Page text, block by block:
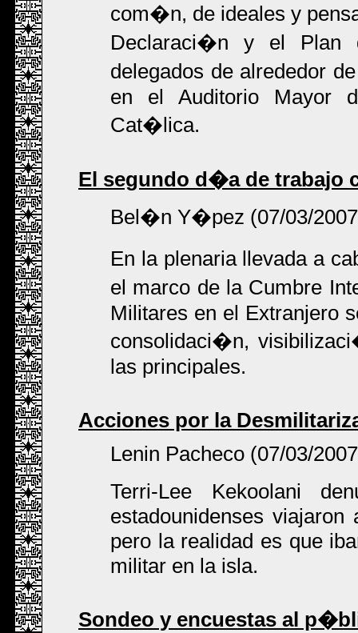
com�n, de ideales y
Declaraci�n y el Plan
delegados de alrededor
en el Auditorio Mayor
Cat�lica.
El segundo d�a de trabajo
Bel�n Y�pez (07/03/
En la plenaria llevada a
el marco de la Cumbre
Militares en el Extranjero
consolidaci�n,
las principales.
Acciones por la
Lenin Pacheco (07/03/
Terri-Lee Kekoolani
estadounidenses
pero la realidad es que
militar en la isla.
Sondeo y encuestas al